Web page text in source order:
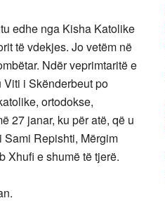
edhe nga Kisha Katolike
të vdekjes. Jo vetëm në
Ndër veprimtaritë e
i Skënderbeut po
ortodokse,
27 janar, ku për atë, që u
Sami Repishti, Mërgim
Xhufi e shumë të tjerë.